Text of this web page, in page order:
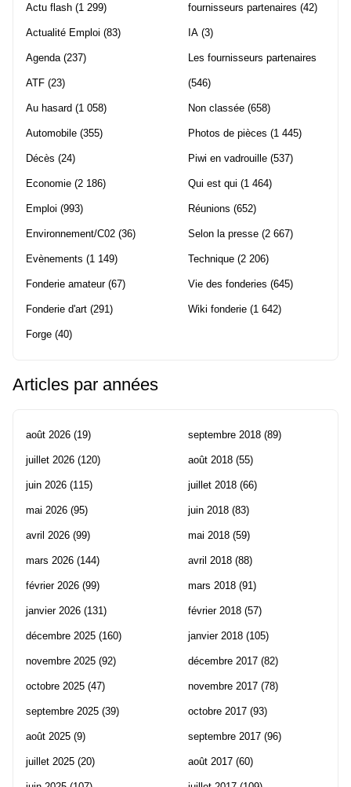
Actu flash (1 299)
Actualité Emploi (83)
Agenda (237)
ATF (23)
Au hasard (1 058)
Automobile (355)
Décès (24)
Economie (2 186)
Emploi (993)
Environnement/C02 (36)
Evènements (1 149)
Fonderie amateur(67)
Fonderie d'art (291)
Forge (40)
fournisseurs partenaires (42)
IA (3)
Les fournisseurs partenaires
(546)
Non classée (658)
Photos de pièces (1 445)
Piwi en vadrouille (537)
Qui est qui (1 464)
Réunions (652)
Selon la presse (2 667)
Technique (2 206)
Vie des fonderies (645)
Wiki fonderie (1 642)
Articles par années
août 2026 (19)
juillet 2026 (120)
juin 2026 (115)
mai 2026 (95)
avril 2026 (99)
mars 2026 (144)
février 2026 (99)
janvier 2026 (131)
décembre 2025 (160)
novembre 2025 (92)
octobre 2025 (47)
septembre 2025 (39)
août 2025 (9)
juillet 2025 (20)
septembre 2018 (89)
août 2018 (55)
juillet 2018 (66)
juin 2018 (83)
mai 2018 (59)
avril 2018 (88)
mars 2018 (91)
février 2018 (57)
janvier 2018 (105)
décembre 2017 (82)
novembre 2017 (78)
octobre 2017 (93)
septembre 2017 (96)
août 2017 (60)